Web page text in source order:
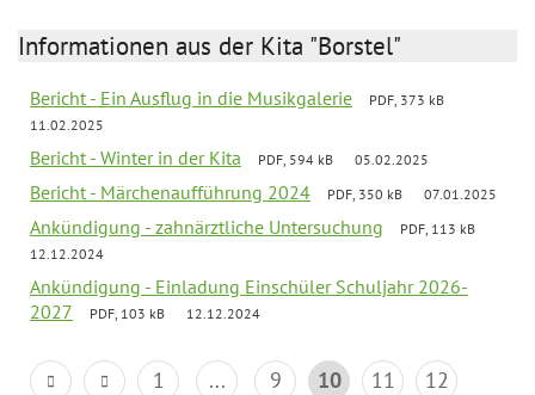
Informationen aus der Kita "Borstel"
Bericht - Ein Ausflug in die Musikgalerie
PDF, 373 kB
11.02.2025
Bericht - Winter in der Kita PDF, 594 kB 05.02.2025
Bericht - Märchenaufführung 2024 PDF, 350 kB 07.01.2025
Ankündigung - zahnärztliche Untersuchung
PDF, 113 kB
12.12.2024
Ankündigung - Einladung Einschüler Schuljahr 2026-
2027
PDF, 103 kB 12.12.2024
1 ... 9 10 11
12